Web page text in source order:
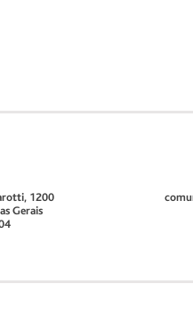
1200
Gerais